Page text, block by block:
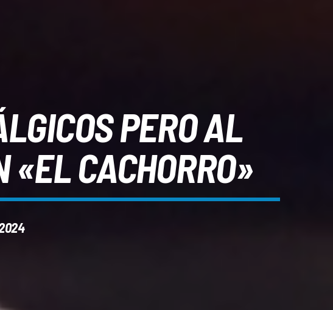
PERO AL
CACHORRO»